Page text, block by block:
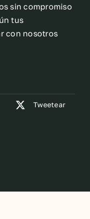
sin compromiso
tus
con nosotros
Tweetear